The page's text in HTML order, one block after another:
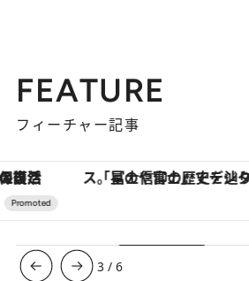
FEATURE
フィーチャー記事
「星のや富士
3 /6